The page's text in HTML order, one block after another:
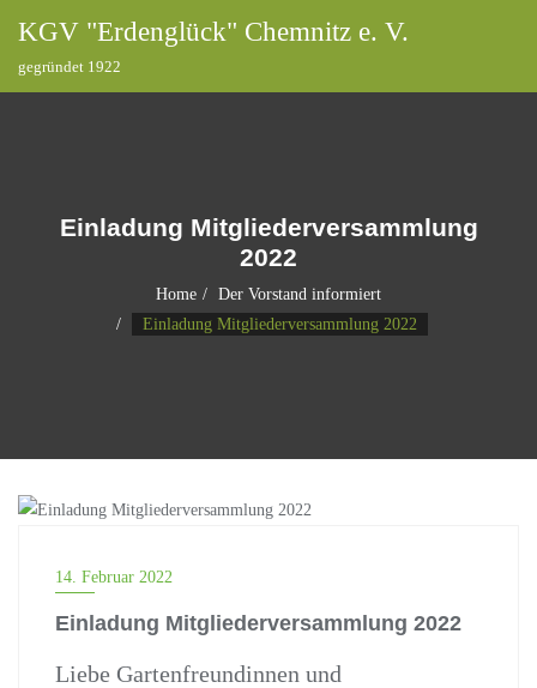
KGV "Erdenglück" Chemnitz e. V.
gegründet 1922
Einladung Mitgliederversammlung
2022
Home
Der Vorstand informiert
Einladung Mitgliederversammlung 2022
14. Februar 2022
Einladung Mitgliederversammlung 2022
Liebe Gartenfreundinnen und